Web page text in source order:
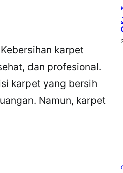
karpet
dan profesional.
karpet yang bersih
Namun, karpet